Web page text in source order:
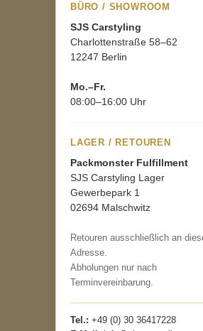
BÜRO / SHOWROOM
SJS Carstyling
Charlottenstraße 58–62
12247 Berlin
Mo.–Fr.
08:00–16:00 Uhr
LAGER / RETOUREN
Packmonster Fulfillment
SJS Carstyling Lager
Gewerbepark 1
02694 Malschwitz
Retouren ausschließlich an
Adresse.
Abholungen nur nach
Terminvereinbarung.
Tel.: +49 (0) 30 36417228